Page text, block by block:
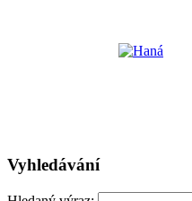
Vyhledávání